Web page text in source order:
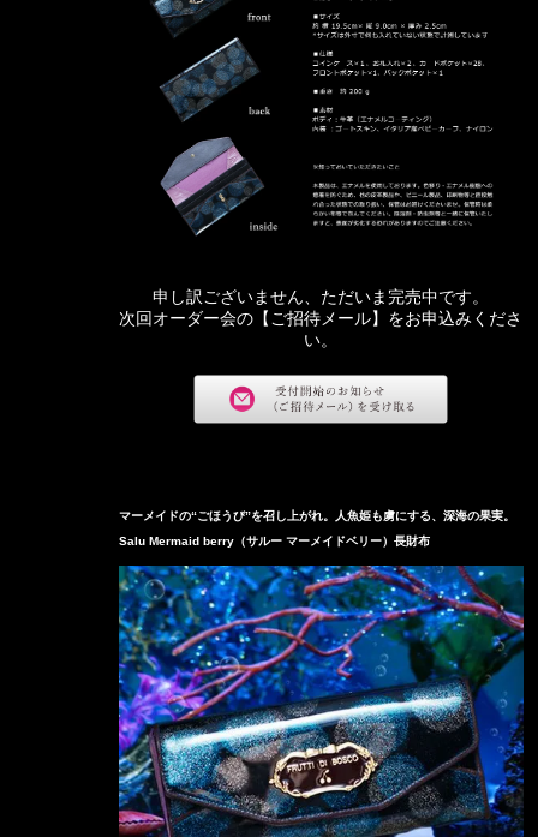
申し訳ございません、ただいま完売中です。
次回オーダー会の【ご招待メール】をお申込みくださ
い。
マーメイドの“ごほうび”を召し上がれ。人魚姫も虜にする、深海の果実。
Salu Mermaid berry（サルー マーメイドベリー）長財布